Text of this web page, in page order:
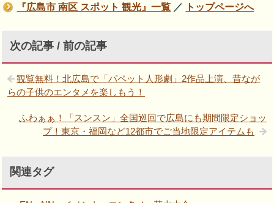
『広島市 南区 スポット 観光』一覧 ／ トップページへ
次の記事 / 前の記事
観覧無料！北広島で「パペット人形劇」2作品上演、昔なが
らの子供のエンタメを楽しもう！
ふわぁぁ！「スンスン」全国巡回で広島にも期間限定ショッ
プ！東京・福岡など12都市でご当地限定アイテムも
関連タグ